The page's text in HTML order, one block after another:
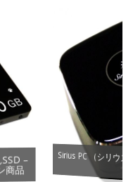
–
商品
Sirius PC （シリウ